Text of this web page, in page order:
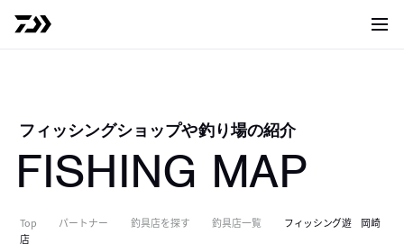
サイ
フィッシングショップや釣り場の紹介
FISHING MAP
Top パートナー 釣具店を探す 釣具店一覧
フィッシング遊 岡崎
店